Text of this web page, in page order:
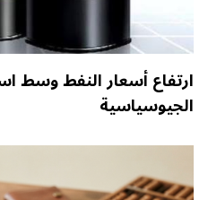
ارتفاع أسعار النفط وسط
الجيوسياسية